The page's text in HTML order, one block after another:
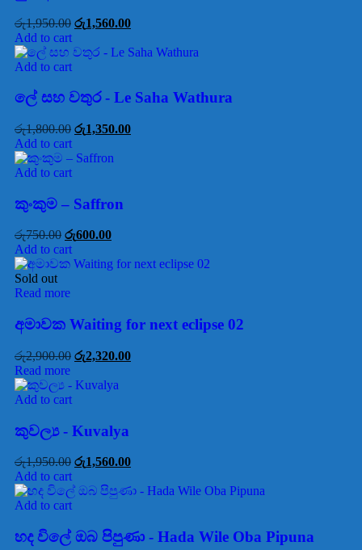
රු1,950.00 රු1,560.00
Add to cart
Add to cart
ලේ සහ වතුර - Le Saha Wathura
රු1,800.00 රු1,350.00
Add to cart
Add to cart
කුංකුම – Saffron
රු750.00 රු600.00
Add to cart
Sold out
Read more
අමාවක Waiting for next eclipse 02
රු2,900.00 රු2,320.00
Read more
Add to cart
කුවල්‍ය - Kuvalya
රු1,950.00 රු1,560.00
Add to cart
Add to cart
හද විලේ ඔබ පිපුණා - Hada Wile Oba Pipuna